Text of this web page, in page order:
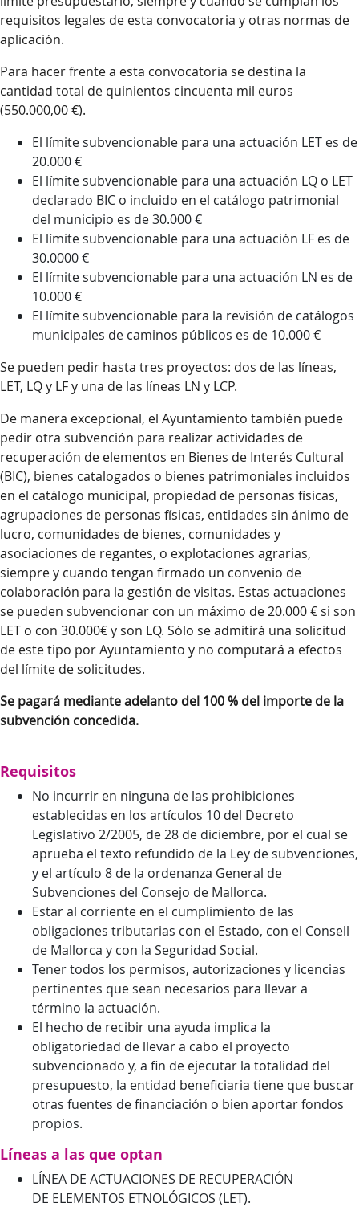
requisitos legales de esta convocatoria y otras normas de
aplicación.
Para hacer frente a esta convocatoria se destina la
cantidad total de quinientos cincuenta mil euros
(550.000,00 €).
El límite subvencionable para una actuación LET es de
20.000 €
El límite subvencionable para una actuación LQ o LET
declarado BIC o incluido en el catálogo patrimonial
del municipio es de 30.000 €
El límite subvencionable para una actuación LF es de
30.0000 €
El límite subvencionable para una actuación LN es de
10.000 €
El límite subvencionable para la revisión de catálogos
municipales de caminos públicos es de 10.000 €
Se pueden pedir hasta tres proyectos: dos de las líneas,
LET, LQ y LF y una de las líneas LN y LCP.
De manera excepcional, el Ayuntamiento también puede
pedir otra subvención para realizar actividades de
recuperación de elementos en Bienes de Interés Cultural
(BIC), bienes catalogados o bienes patrimoniales incluidos
en el catálogo municipal, propiedad de personas físicas,
agrupaciones de personas físicas, entidades sin ánimo de
lucro, comunidades de bienes, comunidades y
asociaciones de regantes, o explotaciones agrarias,
siempre y cuando tengan firmado un convenio de
colaboración para la gestión de visitas. Estas actuaciones
se pueden subvencionar con un máximo de 20.000 € si son
LET o con 30.000€ y son LQ. Sólo se admitirá una solicitud
de este tipo por Ayuntamiento y no computará a efectos
del límite de solicitudes.
Se pagará mediante adelanto del 100 % del importe de la
subvención concedida.
Requisitos
No incurrir en ninguna de las prohibiciones
establecidas en los artículos 10 del Decreto
Legislativo 2/2005, de 28 de diciembre, por el cual se
aprueba el texto refundido de la Ley de subvenciones,
y el artículo 8 de la ordenanza General de
Subvenciones del Consejo de Mallorca.
Estar al corriente en el cumplimiento de las
obligaciones tributarias con el Estado, con el Consell
de Mallorca y con la Seguridad Social.
Tener todos los permisos, autorizaciones y licencias
pertinentes que sean necesarios para llevar a
término la actuación.
El hecho de recibir una ayuda implica la
obligatoriedad de llevar a cabo el proyecto
subvencionado y, a fin de ejecutar la totalidad del
presupuesto, la entidad beneficiaria tiene que buscar
otras fuentes de financiación o bien aportar fondos
propios.
Líneas a las que optan
LÍNEA DE ACTUACIONES DE RECUPERACIÓN
DE ELEMENTOS ETNOLÓGICOS (LET).